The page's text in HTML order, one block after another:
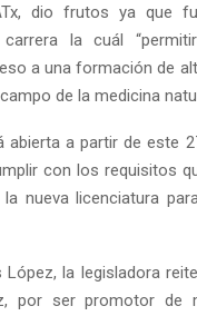
dio frutos ya que
la cuál
a una formación de
de la medicina
abierta a partir de este
con los requisitos
nueva licenciatura
la legisladora
por ser promotor de